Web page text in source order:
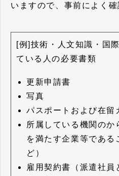
いますので、事前によく確
[例]技術・人文知識・国
ている人の必要書類
更新申請書
写真
パスポートおよび在留
所属している機関のか
を満たす企業等である
ど）
雇用契約書（派遣社員